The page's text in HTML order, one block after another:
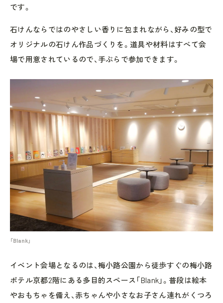
です。
石けんならではのやさしい香りに包まれながら、好みの型で
オリジナルの石けん作品づくりを。道具や材料はすべて会
場で用意されているので、手ぶらで参加できます。
「Blank」
イベント会場となるのは、梅小路公園から徒歩すぐの梅小路
ポテル京都2階にある多目的スペース「Blank」。普段は絵本
やおもちゃを備え、赤ちゃんや小さなお子さん連れがくつろ